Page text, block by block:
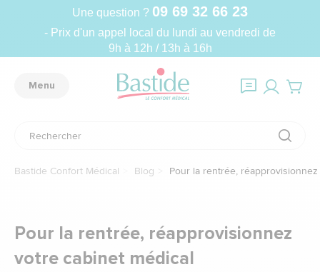
Une question ? 09 69 32 66 23
- Prix d'un appel local du lundi au vendredi de
9h à 12h / 13h à 16h
Menu
Bastide Confort Médical Blog Pour la rentrée,
Pour la rentrée, réapprovisionnez
votre cabinet médical